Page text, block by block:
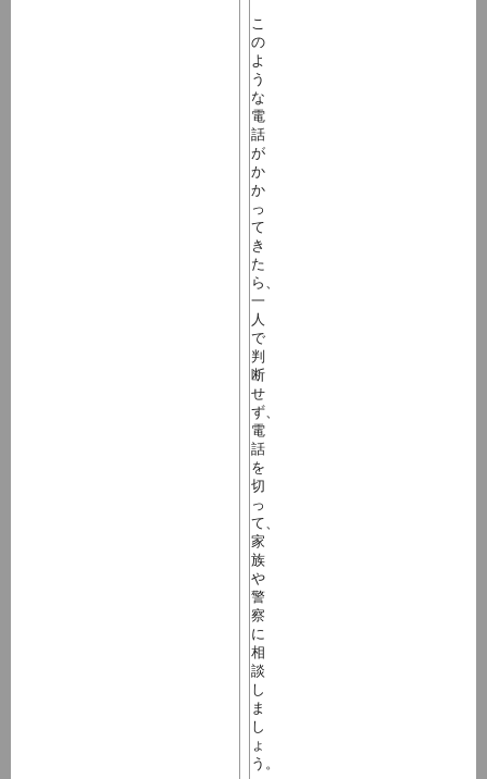
こ
の
よ
う
な
電
話
が
か
か
っ
て
き
た
ら、
一
人
で
判
断
せ
ず、
電
話
を
切
っ
て、
家
族
や
警
察
に
相
談
し
ま
し
ょ
う。